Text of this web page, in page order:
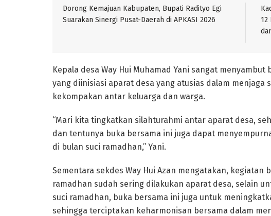
Dorong Kemajuan Kabupaten, Bupati Radityo Egi
Suarakan Sinergi Pusat-Daerah di APKASI 2026
12
Kepala desa Way Hui Muhamad Yani sangat
yang diinisiasi aparat desa yang atusias dalam
kekompakan antar keluarga dan warga.
“Mari kita tingkatkan silahturahmi antar aparat desa,
dan tentunya buka bersama ini juga dapat
di bulan suci ramadhan,” Yani.
Sementara sekdes Way Hui Azan mengatakan, kegiatan
ramadhan sudah sering dilakukan aparat desa, selain
suci ramadhan, buka bersama ini juga untuk
sehingga terciptakan keharmonisan bersama dalam